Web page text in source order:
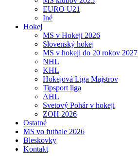
EURO U21
Iné
Hokej
MS v Hokeji 2026
Slovenský hokej
MS v hokeji do 20 rokov 2027
NHL
KHL
Hokejová Liga Majstrov
Tipsport liga
AHL
Svetový Pohár v hokeji
ZOH 2026
Ostatné
MS vo futbale 2026
Bleskovky
Kontakt